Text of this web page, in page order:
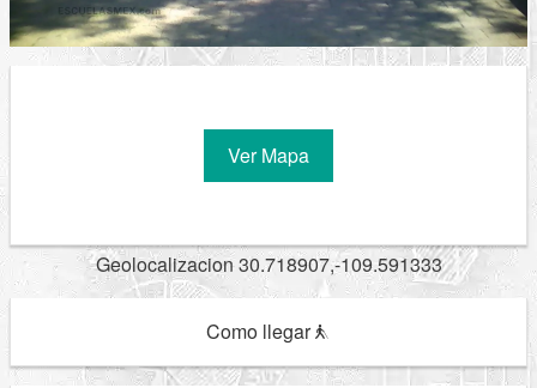
Ver Mapa
Geolocalizacion 30.718907,-109.591333
Como llegar